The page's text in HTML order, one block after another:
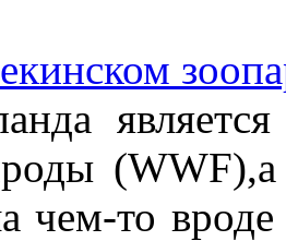
чем-то